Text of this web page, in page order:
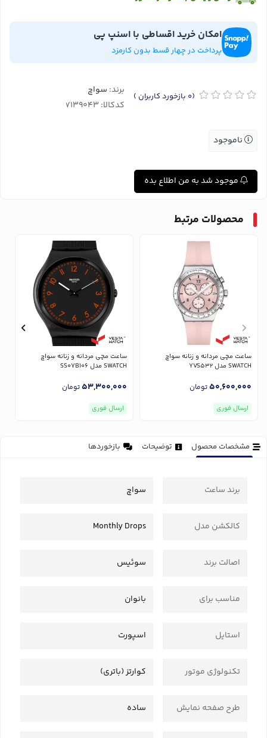
امکان خرید اقساطی با اسنپ پی
پرداخت در چهار قسط بدون کارمزد
(0 بازخورد کاربران ) برند: سواچ
کدکالا:
ناموجود
موجود شد به من اطلاع بده
محصولات مرتبط
ساعت مچی مردانه و زنانه سواچ
SWATCH مدل YVS532
50,600,000تومان
ارسال فوری
ساعت مچی مردانه و زنانه سواچ
SWATCH مدل SS07B106
53,300,000تومان
ارسال فوری
مشخصات محصول توضیحات بازخوردها
برند ساعت سواچ
کالکشن مدل Monthly Drops
اصالت برند سوئیس
مناسب برای بانوان
استایل اسپورت
تکنولوژی موتور کوارتز (باتری)
طرح صفحه نمایش ساده